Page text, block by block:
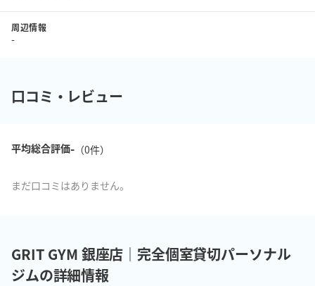
周辺情報
-
口コミ・レビュー
平均総合評価-（0件）
まだ口コミはありません。
GRIT GYM 銀座店｜完全個室貸切パーソナル
ジムの詳細情報